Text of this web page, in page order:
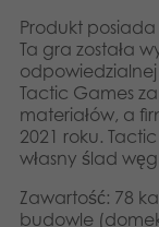
Produkt posiada
Ta gra została
Tactic Games
materiałów, a
2021 roku.
własny ślad
Zawartość: 78
budowle